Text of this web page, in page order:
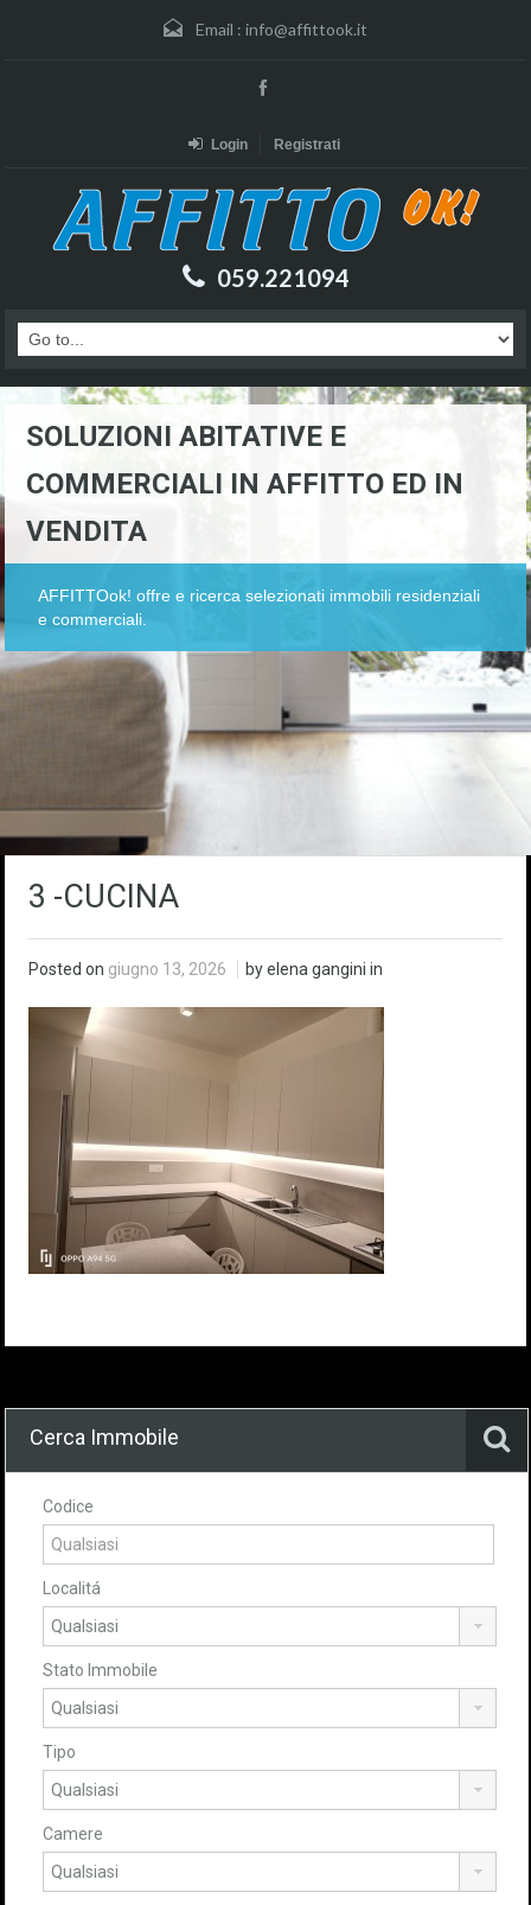
Email : info@affittook.it
Login Registrati
059.221094
SOLUZIONI ABITATIVE E
COMMERCIALI IN AFFITTO ED IN
VENDITA
AFFITTOok! offre e ricerca selezionati immobili residenziali
e commerciali.
3 -CUCINA
Posted on giugno 13, 2026 by elena gangini in
Cerca Immobile
Codice
Localitá
Stato Immobile
Tipo
Camere